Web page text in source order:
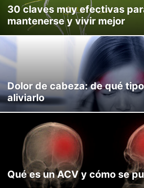
30 claves muy efectivas
mantenerse y vivir mejor
Dolor de cabeza: de qué
aliviarlo
Qué es un ACV y cómo se